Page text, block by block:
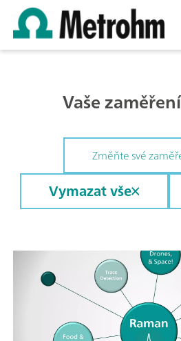
Vaše zaměření
Změňte své
Vymazat vše